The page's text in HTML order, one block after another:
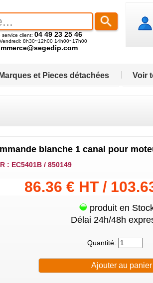
service client: 04 49 23 25 46
8h30~12h00 14h00~17h00
Marques et Pieces détachées Voir
blanche 1 canal pour
: EC5401B / 850149
86.36 € HT /
produit en
Délai 24h/48h
Quantité: